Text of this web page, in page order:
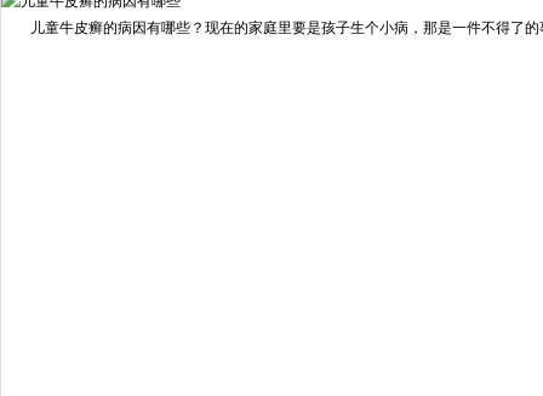
预约量
儿童牛皮癣的病因有哪些？现在的家庭里要是孩子生个小病，那是一件不得了的